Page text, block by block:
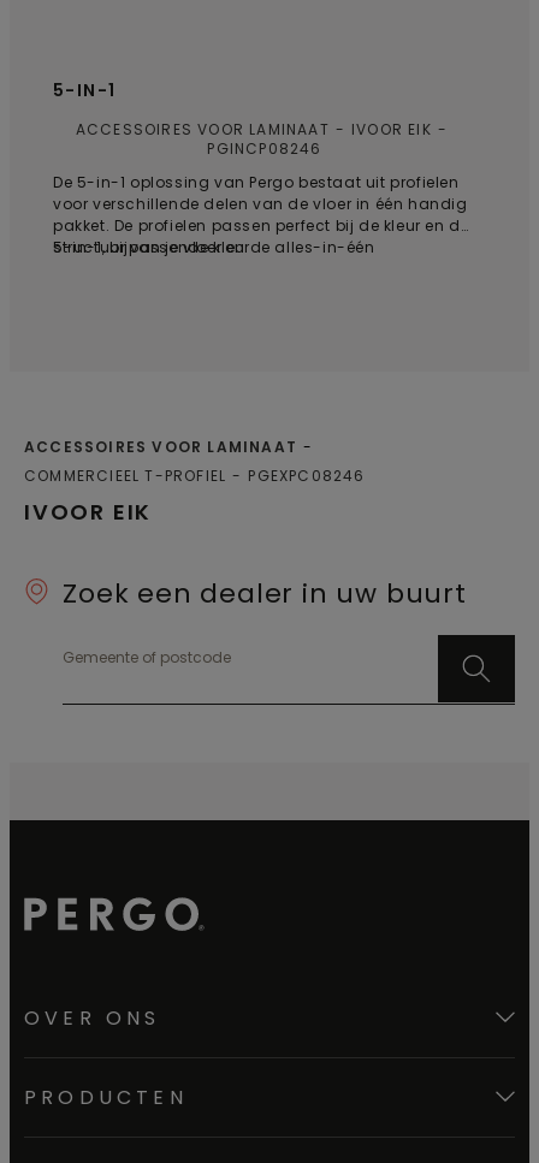
5-IN-1
ACCESSOIRES VOOR LAMINAAT
IVOOR EIK
PGINCP08246
De 5-in-1 oplossing van Pergo bestaat uit profielen
voor verschillende delen van de vloer in één handig
pakket. De profielen passen perfect bij de kleur en de
structuur van je vloer en de alles-in-één
een vlakke afwerking van traptreden / voor een
boven aan de trap of voor afstapje in een kamer.
Bestel voor toepassingen op trappen of opstapjes
5-in-1, bijpassende kleur
IVOOR EIK
ACCESSOIRES VOOR LAMINAAT
COMMERCIEEL T-PROFIEL
PGEXPC08246
Zoek een dealer in uw buurt
Gemeente of postcode
OVER ONS
PRODUCTEN